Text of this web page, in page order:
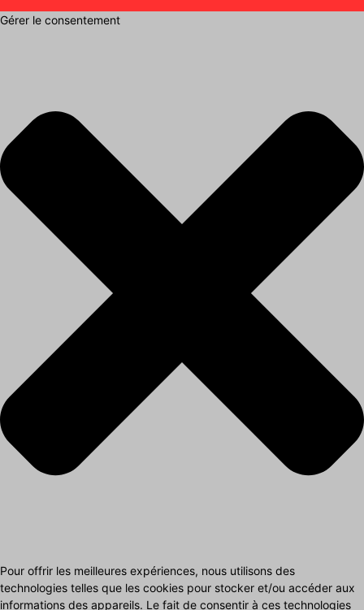
Gérer le consentement
Pour offrir les meilleures expériences, nous utilisons des
technologies telles que les cookies pour stocker et/ou accéder aux
informations des appareils. Le fait de consentir à ces technologies